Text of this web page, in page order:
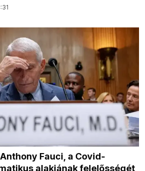
Fauci, a Covid-
alakjának felelősségét